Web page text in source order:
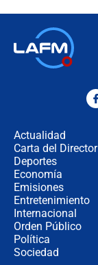
Actualidad
Carta del Director
Deportes
Economía
Emisiones
Entretenimiento
Internacional
Orden Público
Política
Sociedad